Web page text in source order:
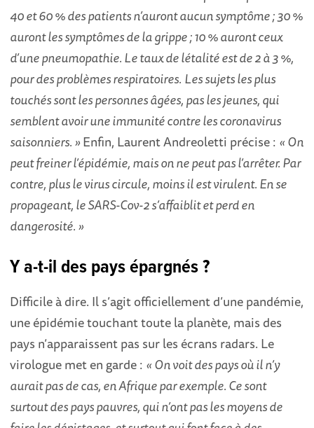
40 et 60 % des patients n’auront aucun symptôme ; 30 %
auront les symptômes de la grippe ; 10 % auront ceux
d’une pneumopathie. Le taux de létalité est de 2 à 3 %,
pour des problèmes respiratoires. Les sujets les plus
touchés sont les personnes âgées, pas les jeunes, qui
semblent avoir une immunité contre les coronavirus
saisonniers. »Enfin, Laurent Andreoletti précise : « On
peut freiner l’épidémie, mais on ne peut pas l’arrêter. Par
contre, plus le virus circule, moins il est virulent. En se
propageant, le SARS-Cov-2 s’affaiblit et perd en
dangerosité. »
Y a-t-il des pays épargnés ?
Difficile à dire. Il s’agit officiellement d’une pandémie,
une épidémie touchant toute la planète, mais des
pays n’apparaissent pas sur les écrans radars. Le
virologue met en garde : « On voit des pays où il n’y
aurait pas de cas, en Afrique par exemple. Ce sont
surtout des pays pauvres, qui n’ont pas les moyens de